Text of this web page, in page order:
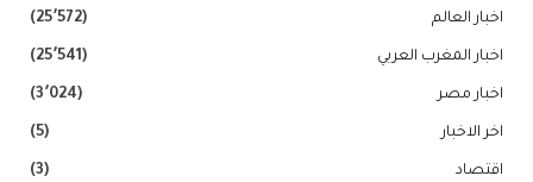
اخبار العالم (25٬572)
اخبار المغرب العربي (25٬541)
اخبار مصر (3٬024)
اخر الاخبار (5)
اقتصاد (3)